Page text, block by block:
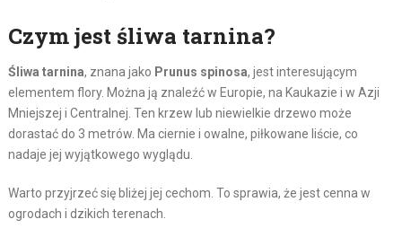
Czym jest śliwa tarnina?
Śliwa tarnina, znana jako Prunus spinosa, jest interesującym
elementem flory. Można ją znaleźć w Europie, na Kaukazie i w Azji
Mniejszej i Centralnej. Ten krzew lub niewielkie drzewo może
dorastać do 3 metrów. Ma ciernie i owalne, piłkowane liście, co
nadaje jej wyjątkowego wyglądu.
Warto przyjrzeć się bliżej jej cechom. To sprawia, że jest cenna w
ogrodach i dzikich terenach.